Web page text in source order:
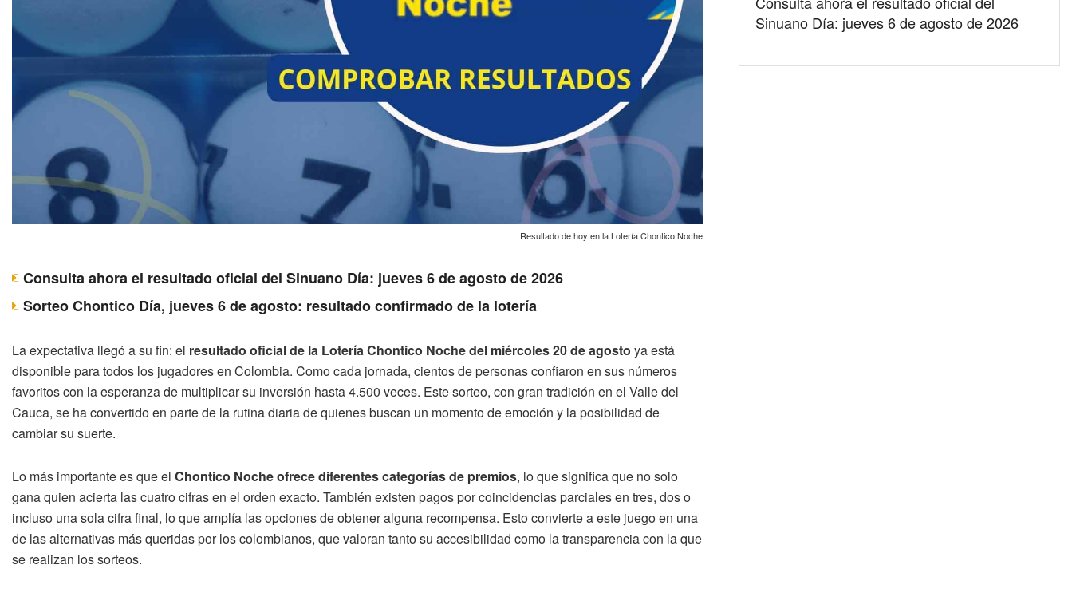
Resultado de hoy en la Lotería Chontico Noche
Consulta ahora el resultado oficial del Sinuano Día: jueves 6 de agosto de 2026
Sorteo Chontico Día, jueves 6 de agosto: resultado confirmado de la lotería
La expectativa llegó a su fin: el resultado oficial de la Lotería Chontico Noche del miércoles 20 de agosto ya está
disponible para todos los jugadores en Colombia. Como cada jornada, cientos de personas confiaron en sus números
favoritos con la esperanza de multiplicar su inversión hasta 4.500 veces. Este sorteo, con gran tradición en el Valle del
Cauca, se ha convertido en parte de la rutina diaria de quienes buscan un momento de emoción y la posibilidad de
cambiar su suerte.
Lo más importante es que el Chontico Noche ofrece diferentes categorías de premios, lo que significa que no solo
gana quien acierta las cuatro cifras en el orden exacto. También existen pagos por coincidencias parciales en tres, dos o
incluso una sola cifra final, lo que amplía las opciones de obtener alguna recompensa. Esto convierte a este juego en una
de las alternativas más queridas por los colombianos, que valoran tanto su accesibilidad como la transparencia con la que
se realizan los sorteos.
Sinuano Día: jueves 6 de agosto de 2026